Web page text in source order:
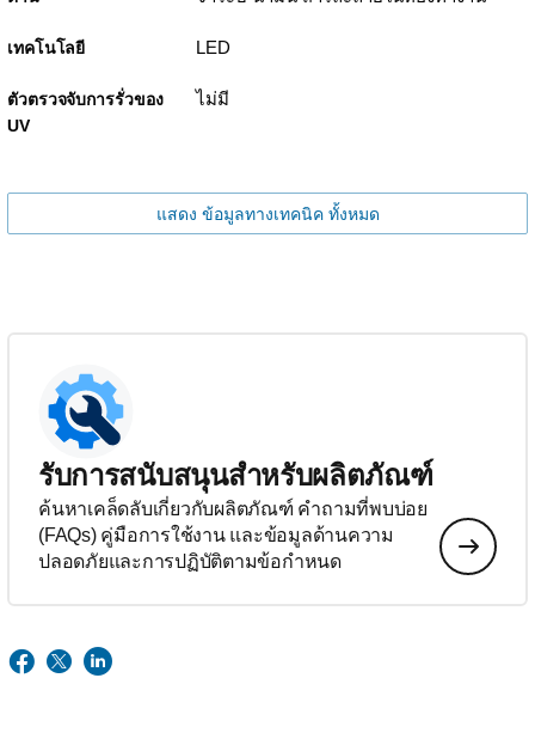
เทคโนโลยี LED
ตัวตรวจจับการรั่วของ
UV
ไม่มี
แสดง ข้อมูลทางเทคนิค ทั้งหมด
รับการสนับสนุนสำหรับผลิตภัณฑ์
ค้นหาเคล็ดลับเกี่ยวกับผลิตภัณฑ์ คำถามที่พบบ่อย
(FAQs) คู่มือการใช้งาน และข้อมูลด้านความ
ปลอดภัยและการปฏิบัติตามข้อกำหนด